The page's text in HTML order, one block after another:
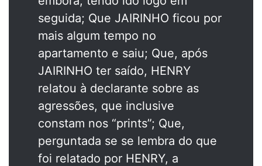
seguida; Que JAIRINHO ficou por
mais algum tempo no
apartamento e saiu; Que, após
JAIRINHO ter saído, HENRY
relatou à declarante sobre as
agressões, que inclusive
constam nos “prints”; Que,
perguntada se se lembra do que
foi relatado por HENRY, a